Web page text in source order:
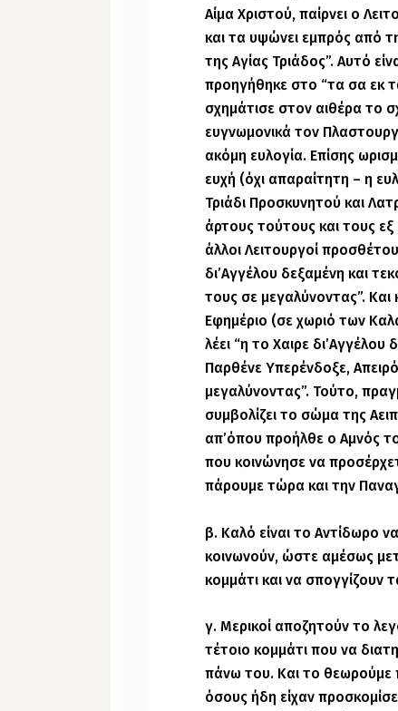
Αίμα Χριστού, παίρνει ο
και τα υψώνει εμπρός από
της Αγίας Τριάδος”. Αυτό
προηγήθηκε στο “τα σα εκ
σχημάτισε στον αιθέρα το
ευγνωμονικά τον
ακόμη ευλογία. Επίσης
ευχή (όχι απαραίτητη – η
Τριάδι Προσκυνητού και
άρτους τούτους και τους
άλλοι Λειτουργοί
δι’Αγγέλου δεξαμένη και
τους σε μεγαλύνοντας”.
Εφημέριο (σε χωριό των
λέει “η το Χαιρε
Παρθένε Υπερένδοξε,
μεγαλύνοντας”. Τούτο,
συμβολίζει το σώμα της
απ’όπου προήλθε ο Αμνός
που κοινώνησε να
πάρουμε τώρα και την
β. Καλό είναι το Αντίδωρο
κοινωνούν, ώστε αμέσως
κομμάτι και να σπογγίζουν
γ. Μερικοί αποζητούν το
τέτοιο κομμάτι που να
πάνω του. Και το θεωρούμε
όσους ήδη είχαν